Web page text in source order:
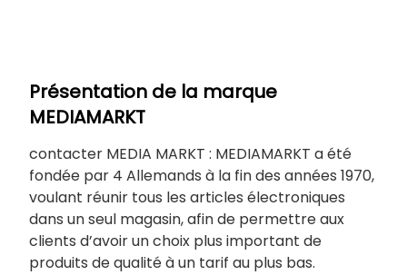
Présentation de la marque
MEDIAMARKT
contacter MEDIA MARKT : MEDIAMARKT a été
fondée par 4 Allemands à la fin des années 1970,
voulant réunir tous les articles électroniques
dans un seul magasin, afin de permettre aux
clients d’avoir un choix plus important de
produits de qualité à un tarif au plus bas.